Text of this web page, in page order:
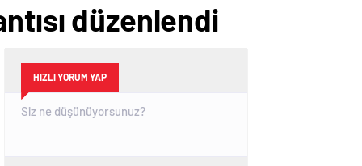
düzenlendi
HIZLI YORUM YAP